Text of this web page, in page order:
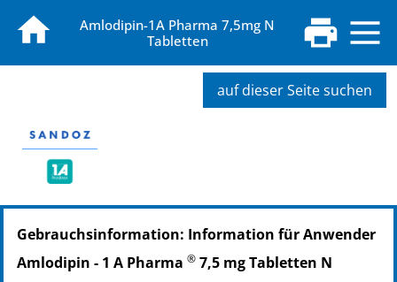
Amlodipin-1A Pharma 7,5mg N
Tabletten
auf dieser Seite suchen
PZN: 00889918
PPN: 110088991885
NTIN: 04150008899185
Gebrauchsinformation: Information für Anwender
Amlodipin - 1 A Pharma ® 7,5 mg Tabletten N